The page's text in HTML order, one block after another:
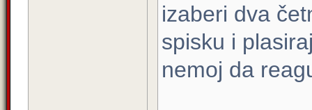
izaberi dva
spisku i
nemoj da